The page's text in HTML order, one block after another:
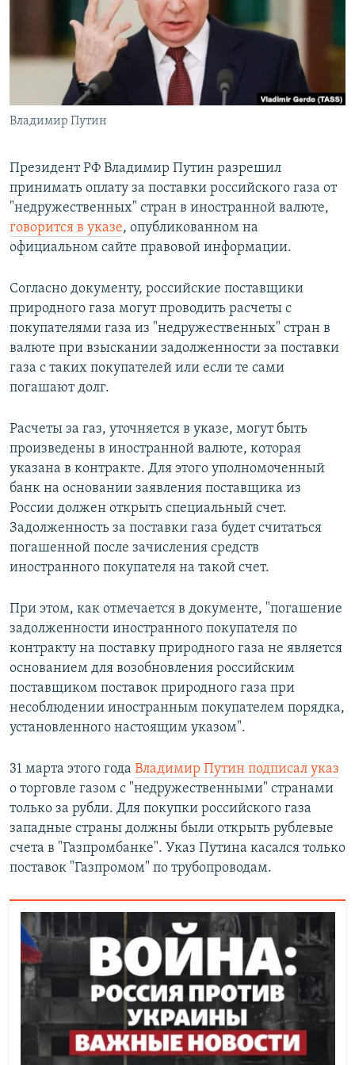
ПОБЕДИТЕЛЕЙ НЕ СУДЯТ?
КРЫМ.НЕПОКОРЕННЫЙ
УКРАИНСКАЯ ПРОБЛЕМА КРЫМА
ПРИСОЕДИНЯЙТЕСЬ!
Все сайты RFE/RL
Владимир Путин
Президент РФ Владимир Путин разрешил
принимать оплату за поставки российского газа от
"недружественных" стран в иностранной валюте,
говорится в указе, опубликованном на
официальном сайте правовой информации.
Согласно документу, российские поставщики
природного газа могут проводить расчеты с
покупателями газа из "недружественных" стран в
валюте при взыскании задолженности за поставки
газа с таких покупателей или если те сами
погашают долг.
Расчеты за газ, уточняется в указе, могут быть
произведены в иностранной валюте, которая
указана в контракте. Для этого уполномоченный
банк на основании заявления поставщика из
России должен открыть специальный счет.
Задолженность за поставки газа будет считаться
погашенной после зачисления средств
иностранного покупателя на такой счет.
При этом, как отмечается в документе, "погашение
задолженности иностранного покупателя по
контракту на поставку природного газа не является
основанием для возобновления российским
поставщиком поставок природного газа при
несоблюдении иностранным покупателем порядка,
установленного настоящим указом".
31 марта этого года Владимир Путин подписал указ
о торговле газом с "недружественными" странами
только за рубли. Для покупки российского газа
западные страны должны были открыть рублевые
счета в "Газпромбанке". Указ Путина касался только
поставок "Газпромом" по трубопроводам.